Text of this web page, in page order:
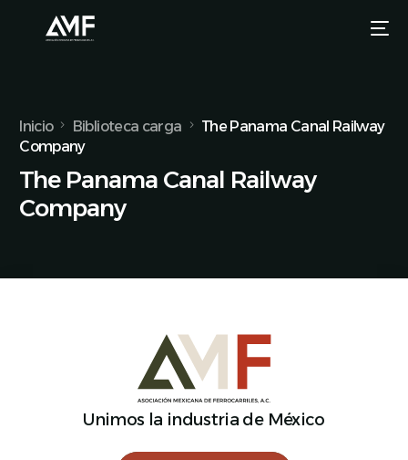
Inicio Biblioteca carga
The Panama Canal Railway
Company
The Panama Canal Railway
Company
Unimos la industria de México